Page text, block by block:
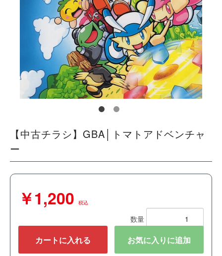
【中古チラシ】GBA│トマトアドベンチャ
ー
￥1,200 税込
数量
カートに入れる お気に入りに追加